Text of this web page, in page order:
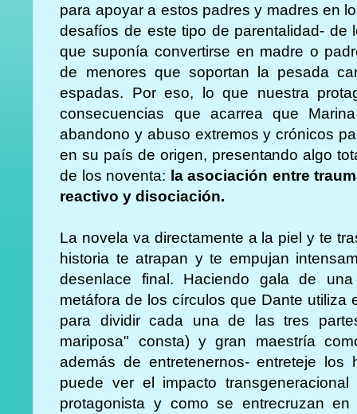
para apoyar a estos padres y madres en
desafíos de este tipo de parentalidad- de
que suponía convertirse en madre o
de menores que soportan la pesada
espadas. Por eso, lo que nuestra
consecuencias que acarrea que
abandono y abuso extremos y crónicos
en su país de origen, presentando algo
de los noventa: la asociación entre
reactivo y disociación.
La novela va directamente a la piel y te
historia te atrapan y te empujan
desenlace final. Haciendo gala de
metáfora de los círculos que Dante utiliza
para dividir cada una de las tres
mariposa" consta) y gran maestría
además de entretenernos- entreteje
puede ver el impacto
protagonista y como se entrecruzan